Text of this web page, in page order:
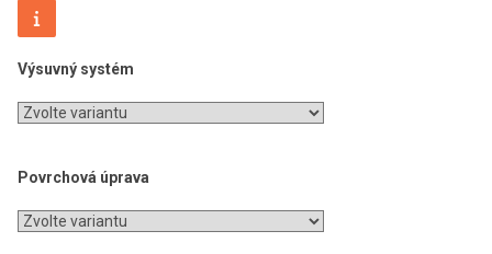
Výsuvný systém
Povrchová úprava